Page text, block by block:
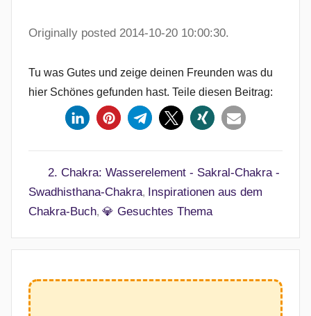
Originally posted 2014-10-20 10:00:30.
Tu was Gutes und zeige deinen Freunden was du
hier Schönes gefunden hast. Teile diesen Beitrag:
2. Chakra: Wasserelement - Sakral-Chakra -
Swadhisthana-Chakra, Inspirationen aus dem
Chakra-Buch, 💎 Gesuchtes Thema